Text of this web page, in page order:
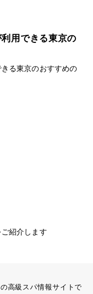
用できる東京の
る東京のおすすめの
紹介します
高級スパ情報サイトで